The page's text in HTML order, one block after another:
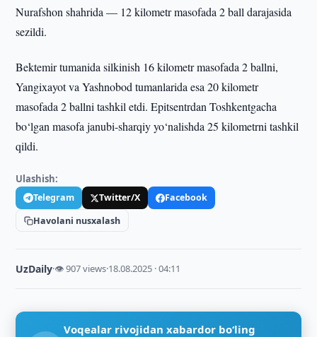
Nurafshon shahrida — 12 kilometr masofada 2 ball darajasida
sezildi.
Bektemir tumanida silkinish 16 kilometr masofada 2 ballni,
Yangixayot va Yashnobod tumanlarida esa 20 kilometr
masofada 2 ballni tashkil etdi. Epitsentrdan Toshkentgacha
bo‘lgan masofa janubi-sharqiy yo‘nalishda 25 kilometrni tashkil
qildi.
Ulashish:
Telegram Twitter/X
Facebook
Havolani nusxalash
UzDaily·👁 907 views·18.08.2025 · 04:11
Voqealar rivojidan xabardor bo‘ling